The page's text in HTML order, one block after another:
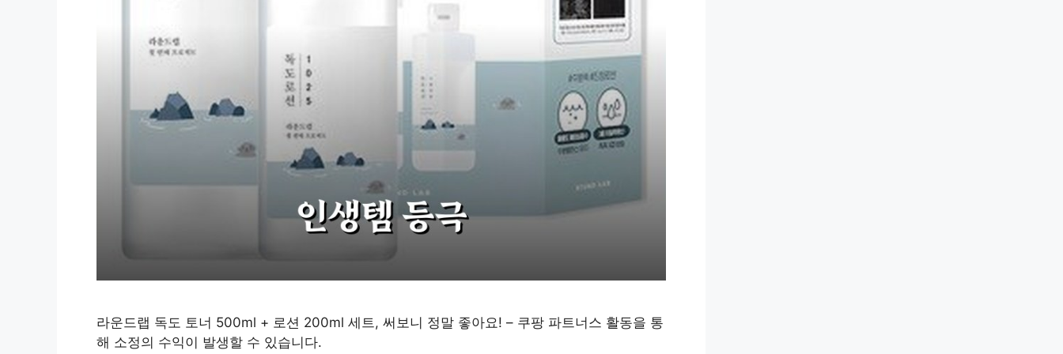
라운드랩 독도 토너 500ml + 로션 200ml 세트, 써보니 정말 좋아요! – 쿠팡 파트너스 활동을 통
해 소정의 수익이 발생할 수 있습니다.